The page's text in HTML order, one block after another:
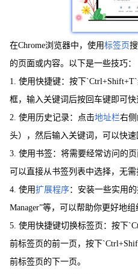
在Chrome浏览器中，使用标签页
的页面或内容。以下是一些技巧：
1. 使用快捷键：按下
框，输入关键词后按回车键即可快
2. 使用历史记录：点击地址栏右
头），然后输入关键词，可以快速
3. 使用书签：将需要经常访问的
可以直接从书签列表中选择，无需
4. 使用扩展程序：安装一些实用的
Manager”等，可以帮助你更好地组
5. 使用快捷键切换标签页：按下
前标签页的前一页，按下
前标签页的下一页。